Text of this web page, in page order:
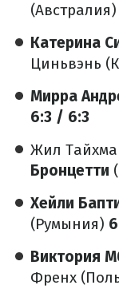
(Австралия)
Катерина
Циньвэнь
Мирра
6:3 / 6:3
Жил
Бронцетти
Хейли
(Румыния)
Виктория
Френх